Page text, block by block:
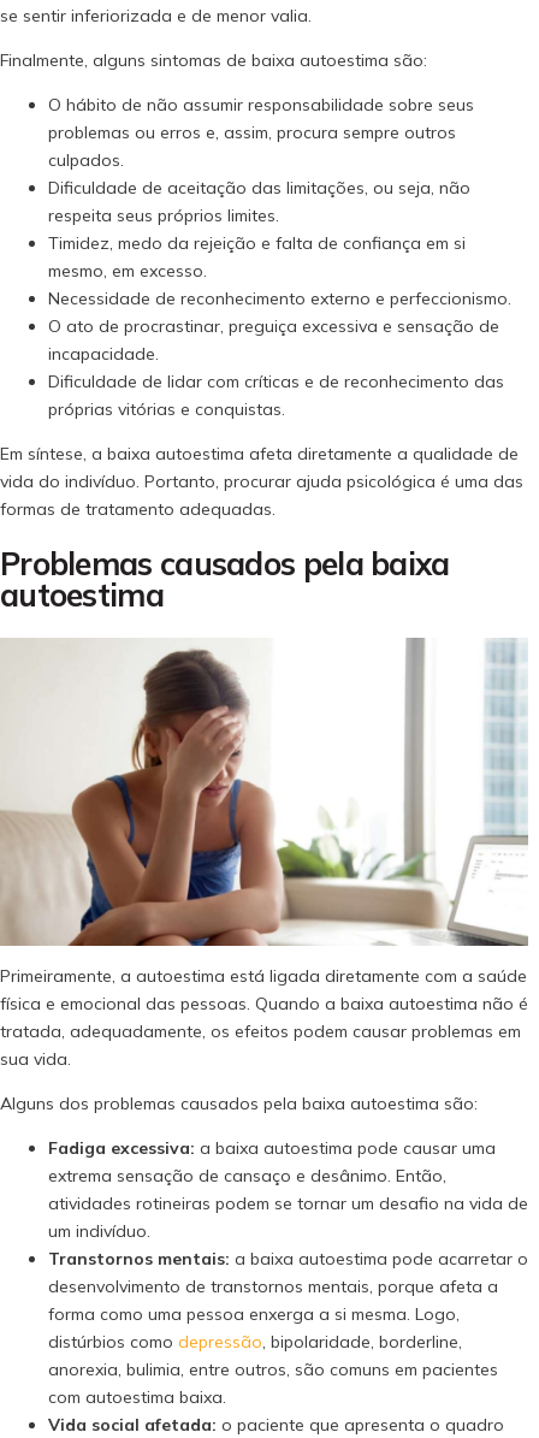
se sentir inferiorizada e de menor valia.
Finalmente, alguns sintomas de baixa autoestima são:
O hábito de não assumir responsabilidade sobre seus
problemas ou erros e, assim, procura sempre outros
culpados.
Dificuldade de aceitação das limitações, ou seja, não
respeita seus próprios limites.
Timidez, medo da rejeição e falta de confiança em si
mesmo, em excesso.
Necessidade de reconhecimento externo e perfeccionismo.
O ato de procrastinar, preguiça excessiva e sensação de
incapacidade.
Dificuldade de lidar com críticas e de reconhecimento das
próprias vitórias e conquistas.
Em síntese, a baixa autoestima afeta diretamente a qualidade de
vida do indivíduo. Portanto, procurar ajuda psicológica é uma das
formas de tratamento adequadas.
Problemas causados pela baixa
autoestima
Primeiramente, a autoestima está ligada diretamente com a saúde
física e emocional das pessoas. Quando a baixa autoestima não é
tratada, adequadamente, os efeitos podem causar problemas em
sua vida.
Alguns dos problemas causados pela baixa autoestima são:
Fadiga excessiva: a baixa autoestima pode causar uma
extrema sensação de cansaço e desânimo. Então,
atividades rotineiras podem se tornar um desafio na vida de
um indivíduo.
Transtornos mentais: a baixa autoestima pode acarretar o
desenvolvimento de transtornos mentais, porque afeta a
forma como uma pessoa enxerga a si mesma. Logo,
distúrbios como depressão, bipolaridade, borderline,
anorexia, bulimia, entre outros, são comuns em pacientes
com autoestima baixa.
Vida social afetada: o paciente que apresenta o quadro